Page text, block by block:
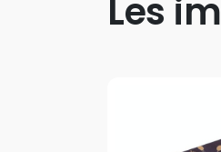
Les